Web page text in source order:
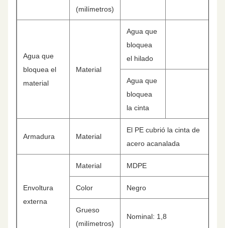
(milímetros)
Agua que
bloquea el
material
Material
Agua que
bloquea
el hilado
Agua que
bloquea
la cinta
Armadura Material
El PE cubrió la cinta de
acero acanalada
Envoltura
externa
Material MDPE
Color Negro
Grueso
(milímetros)
Nominal: 1,8